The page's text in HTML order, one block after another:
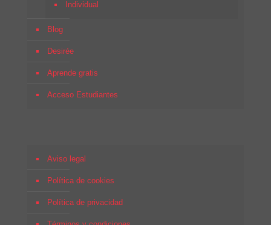
Individual
Blog
Desirée
Aprende gratis
Acceso Estudiantes
Aviso legal
Política de cookies
Política de privacidad